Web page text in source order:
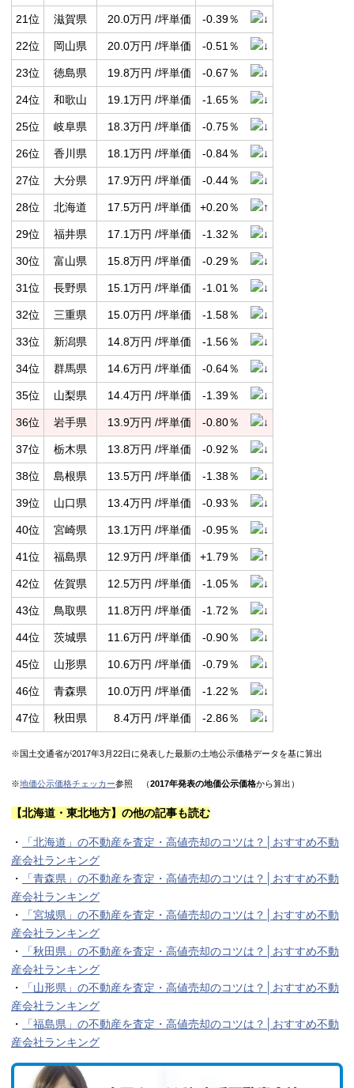
21位 滋賀県 20.0万円 /坪単価 -0.39％
22位 岡山県 20.0万円 /坪単価 -0.51％
23位 徳島県 19.8万円 /坪単価 -0.67％
24位 和歌山 19.1万円 /坪単価 -1.65％
25位 岐阜県 18.3万円 /坪単価 -0.75％
26位 香川県 18.1万円 /坪単価 -0.84％
27位 大分県 17.9万円 /坪単価 -0.44％
28位 北海道 17.5万円 /坪単価 +0.20％
29位 福井県 17.1万円 /坪単価 -1.32％
30位 富山県 15.8万円 /坪単価 -0.29％
31位 長野県 15.1万円 /坪単価 -1.01％
32位 三重県 15.0万円 /坪単価 -1.58％
33位 新潟県 14.8万円 /坪単価 -1.56％
34位 群馬県 14.6万円 /坪単価 -0.64％
35位 山梨県 14.4万円 /坪単価 -1.39％
36位 岩手県 13.9万円 /坪単価 -0.80％
37位 栃木県 13.8万円 /坪単価 -0.92％
38位 島根県 13.5万円 /坪単価 -1.38％
39位 山口県 13.4万円 /坪単価 -0.93％
40位 宮崎県 13.1万円 /坪単価 -0.95％
41位 福島県 12.9万円 /坪単価 +1.79％
42位 佐賀県 12.5万円 /坪単価 -1.05％
43位 鳥取県 11.8万円 /坪単価 -1.72％
44位 茨城県 11.6万円 /坪単価 -0.90％
45位 山形県 10.6万円 /坪単価 -0.79％
46位 青森県 10.0万円 /坪単価 -1.22％
47位 秋田県 8.4万円 /坪単価 -2.86％
※国土交通省が2017年3月22日に発表した最新の土地公示価格データを基に算出
※地価公示価格チェッカー参照 （2017年発表の地価公示価格から算出）
【北海道・東北地方】の他の記事も読む
・
「北海道」の不動産を査定・高値売却のコツは？│おすすめ不動
産会社ランキング
・
「青森県」の不動産を査定・高値売却のコツは？│おすすめ不動
産会社ランキング
・
「宮城県」の不動産を査定・高値売却のコツは？│おすすめ不動
産会社ランキング
・
「秋田県」の不動産を査定・高値売却のコツは？│おすすめ不動
産会社ランキング
・
「山形県」の不動産を査定・高値売却のコツは？│おすすめ不動
産会社ランキング
・
「福島県」の不動産を査定・高値売却のコツは？│おすすめ不動
産会社ランキング